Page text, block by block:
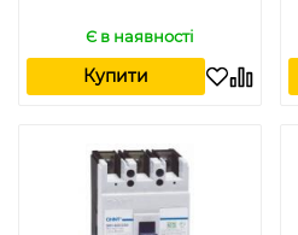
Є в наявності
Купити